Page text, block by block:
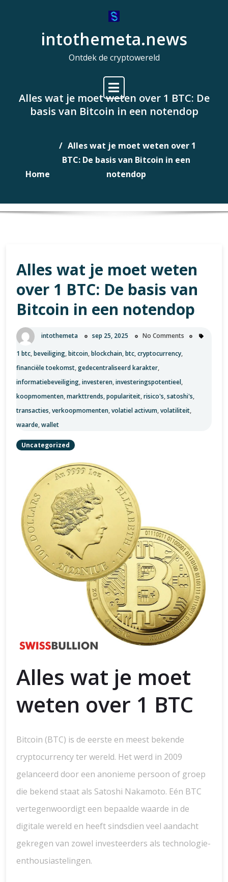
intothemeta.news
Ontdek de cryptowereld
Alles wat je moet weten over 1 BTC: De
basis van Bitcoin in een notendop
Home
Alles wat je moet weten over 1
BTC: De basis van Bitcoin in een
notendop
Alles wat je moet weten
over 1 BTC: De basis van
Bitcoin in een notendop
intothemeta sep 25, 2025 No Comments
1 btc,beveiliging,bitcoin,blockchain,btc,cryptocurrency,
financiële toekomst,gedecentraliseerd karakter,
informatiebeveiliging,investeren,investeringspotentieel,
koopmomenten,markttrends,populariteit,risico's,satoshi's,
transacties,verkoopmomenten,volatiel activum,volatiliteit,
waarde,wallet
Uncategorized
Alles wat je moet
weten over 1 BTC
Bitcoin (BTC) is de eerste en meest bekende
cryptocurrency ter wereld. Het werd in 2009
gelanceerd door een anonieme persoon of groep
die bekend staat als Satoshi Nakamoto. Eén BTC
vertegenwoordigt een bepaalde waarde in de
digitale wereld en heeft sindsdien veel aandacht
gekregen van zowel investeerders als technologie-
enthousiastelingen.